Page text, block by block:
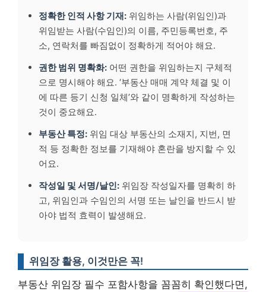
정확한 인적 사항 기재: 위임하는 사람(위임인)과
위임받는 사람(수임인)의 이름, 주민등록번호, 주
소, 연락처를 빠짐없이 정확하게 적어야 해요.
권한 범위 명확화: 어떤 권한을 위임하는지 구체적
으로 명시해야 해요. ‘부동산 매매 계약 체결 및 이
에 따른 등기 신청 일체’와 같이 명확하게 작성하는
것이 중요해요.
부동산 특정: 위임 대상 부동산의 소재지, 지번, 면
적 등 정확한 정보를 기재해야 혼란을 방지할 수 있
어요.
작성일 및 서명/날인: 위임장 작성일자를 명확히 하
고, 위임인과 수임인의 서명 또는 날인을 반드시 받
아야 법적 효력이 발생해요.
위임장 활용, 이것만은 꼭!
부동산 위임장 필수 포함사항을 꼼꼼히 확인했다면,